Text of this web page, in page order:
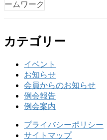
カテゴリー
イベント
お知らせ
会員からのお知らせ
例会報告
例会案内
プライバシーポリシー
サイトマップ